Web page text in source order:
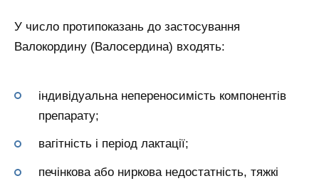
У число протипоказань до застосування
Валокордину (Валосердина) входять:
індивідуальна непереносимість компонентів
препарату;
вагітність і період лактації;
печінкова або ниркова недостатність, тяжкі